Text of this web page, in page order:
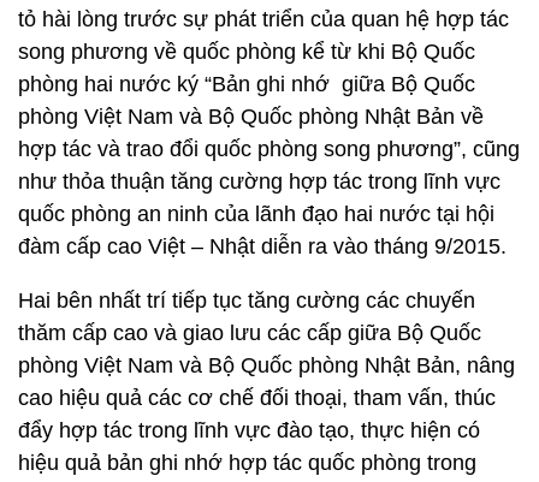
tỏ hài lòng trước sự phát triển của quan hệ hợp tác
song phương về quốc phòng kể từ khi Bộ Quốc
phòng hai nước ký “Bản ghi nhớ giữa Bộ Quốc
phòng Việt Nam và Bộ Quốc phòng Nhật Bản về
hợp tác và trao đổi quốc phòng song phương”, cũng
như thỏa thuận tăng cường hợp tác trong lĩnh vực
quốc phòng an ninh của lãnh đạo hai nước tại hội
đàm cấp cao Việt – Nhật diễn ra vào tháng 9/2015.
Hai bên nhất trí tiếp tục tăng cường các chuyến
thăm cấp cao và giao lưu các cấp giữa Bộ Quốc
phòng Việt Nam và Bộ Quốc phòng Nhật Bản, nâng
cao hiệu quả các cơ chế đối thoại, tham vấn, thúc
đẩy hợp tác trong lĩnh vực đào tạo, thực hiện có
hiệu quả bản ghi nhớ hợp tác quốc phòng trong